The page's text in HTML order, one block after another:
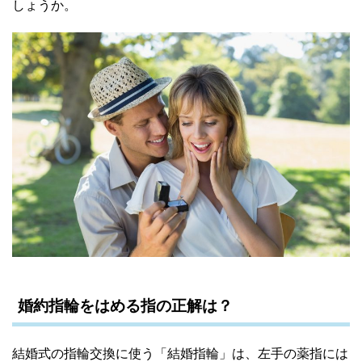
しょうか。
婚約指輪をはめる指の正解は？
結婚式の指輪交換に使う「結婚指輪」は、左手の薬指には